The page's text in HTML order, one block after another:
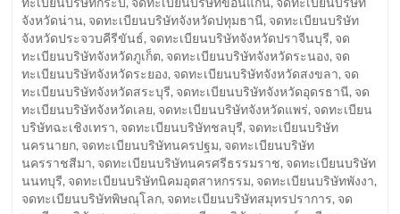
จังหวัดน่าน, จดทะเบียนบริษัทจังหวัดปทุมธานี, จดทะเบียนบริษัท
จังหวัดประจวบคีรีขันธ์, จดทะเบียนบริษัทจังหวัดปราจีนบุรี, จด
ทะเบียนบริษัทจังหวัดภูเก็ต, จดทะเบียนบริษัทจังหวัดระนอง, จด
ทะเบียนบริษัทจังหวัดระยอง, จดทะเบียนบริษัทจังหวัดสงขลา, จด
ทะเบียนบริษัทจังหวัดสระบุรี, จดทะเบียนบริษัทจังหวัดอุดรธานี, จด
ทะเบียนบริษัทจังหวัดเลย, จดทะเบียนบริษัทจังหวัดแพร่, จดทะเบียน
บริษัทฉะเชิงเทรา, จดทะเบียนบริษัทชลบุรี, จดทะเบียนบริษัท
นครนายก, จดทะเบียนบริษัทนครปฐม, จดทะเบียนบริษัท
นครราชสีมา, จดทะเบียนบริษัทนครศรีธรรมราช, จดทะเบียนบริษัท
นนทบุรี, จดทะเบียนบริษัทนิคมอุตสาหกรรม, จดทะเบียนบริษัทพังงา,
จดทะเบียนบริษัทพิษณุโลก, จดทะเบียนบริษัทสมุทรปราการ, จด